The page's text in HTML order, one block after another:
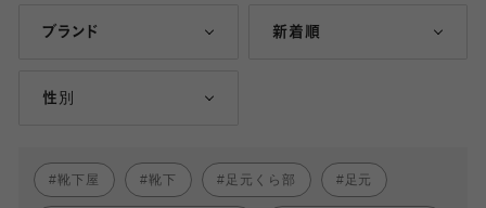
ブランド 新着順
性別
靴下屋 靴下 足元くら部 足元